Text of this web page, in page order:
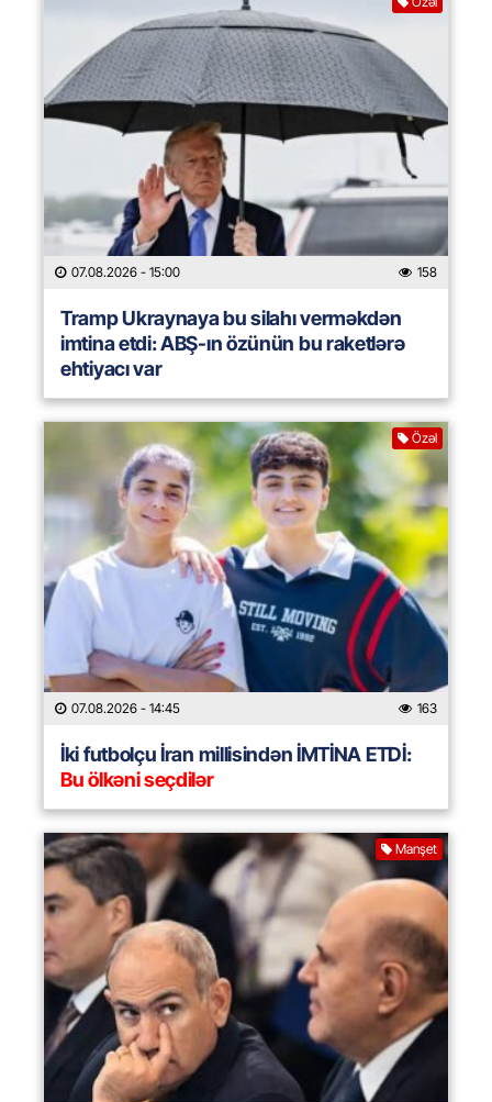
07.08.2026 - 15:00 158
Tramp Ukraynaya bu silahı verməkdən
imtina etdi: ABŞ-ın özünün bu raketlərə
ehtiyacı var
Özəl
07.08.2026 - 14:45 163
İki futbolçu İran millisindən İMTİNA ETDİ:
Bu ölkəni seçdilər
Manşet